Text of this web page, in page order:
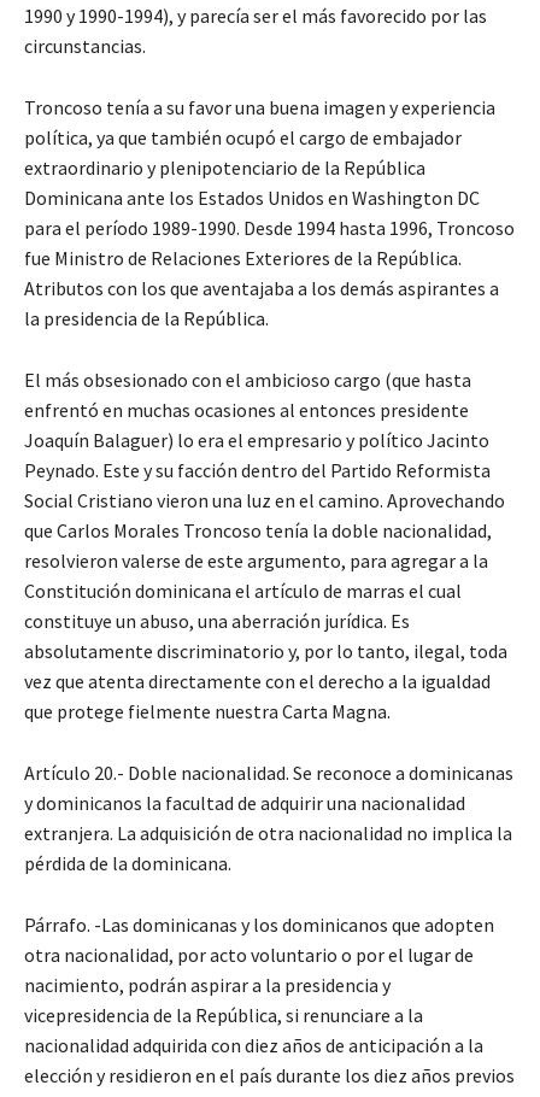
1990 y 1990-1994), y parecía ser el más favorecido por las
circunstancias.
Troncoso tenía a su favor una buena imagen y experiencia
política, ya que también ocupó el cargo de embajador
extraordinario y plenipotenciario de la República
Dominicana ante los Estados Unidos en Washington DC
para el período 1989-1990. Desde 1994 hasta 1996, Troncoso
fue Ministro de Relaciones Exteriores de la República.
Atributos con los que aventajaba a los demás aspirantes a
la presidencia de la República.
El más obsesionado con el ambicioso cargo (que hasta
enfrentó en muchas ocasiones al entonces presidente
Joaquín Balaguer) lo era el empresario y político Jacinto
Peynado. Este y su facción dentro del Partido Reformista
Social Cristiano vieron una luz en el camino. Aprovechando
que Carlos Morales Troncoso tenía la doble nacionalidad,
resolvieron valerse de este argumento, para agregar a la
Constitución dominicana el artículo de marras el cual
constituye un abuso, una aberración jurídica. Es
absolutamente discriminatorio y, por lo tanto, ilegal, toda
vez que atenta directamente con el derecho a la igualdad
que protege fielmente nuestra Carta Magna.
Artículo 20.- Doble nacionalidad. Se reconoce a dominicanas
y dominicanos la facultad de adquirir una nacionalidad
extranjera. La adquisición de otra nacionalidad no implica la
pérdida de la dominicana.
Párrafo. -Las dominicanas y los dominicanos que adopten
otra nacionalidad, por acto voluntario o por el lugar de
nacimiento, podrán aspirar a la presidencia y
vicepresidencia de la República, si renunciare a la
nacionalidad adquirida con diez años de anticipación a la
elección y residieron en el país durante los diez años previos